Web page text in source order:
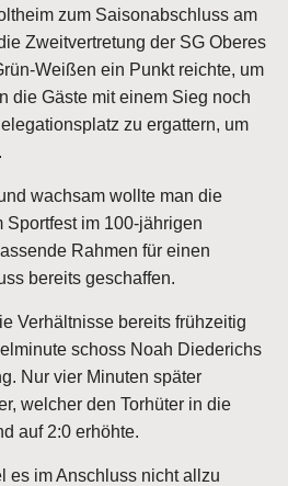
zum Saisonabschluss am
Zweitvertretung der SG Oberes
Weißen ein Punkt reichte, um
die Gäste mit einem Sieg noch
zu ergattern, um
wachsam wollte man die
Sportfest im 100-jährigen
Rahmen für einen
bereits geschaffen.
Verhältnisse bereits frühzeitig
schoss Noah Diederichs
Nur vier Minuten später
welcher den Torhüter in die
auf 2:0 erhöhte.
es im Anschluss nicht allzu